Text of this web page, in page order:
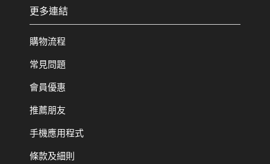
更多連結
購物流程
常見問題
會員優惠
推薦朋友
手機應用程式
條款及細則